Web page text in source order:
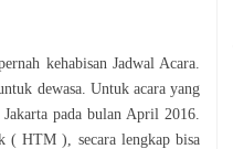
kehabisan Jadwal Acara.
dewasa. Untuk acara yang
Jakartapada bulan April 2016
( HTM ), secara lengkap bisa